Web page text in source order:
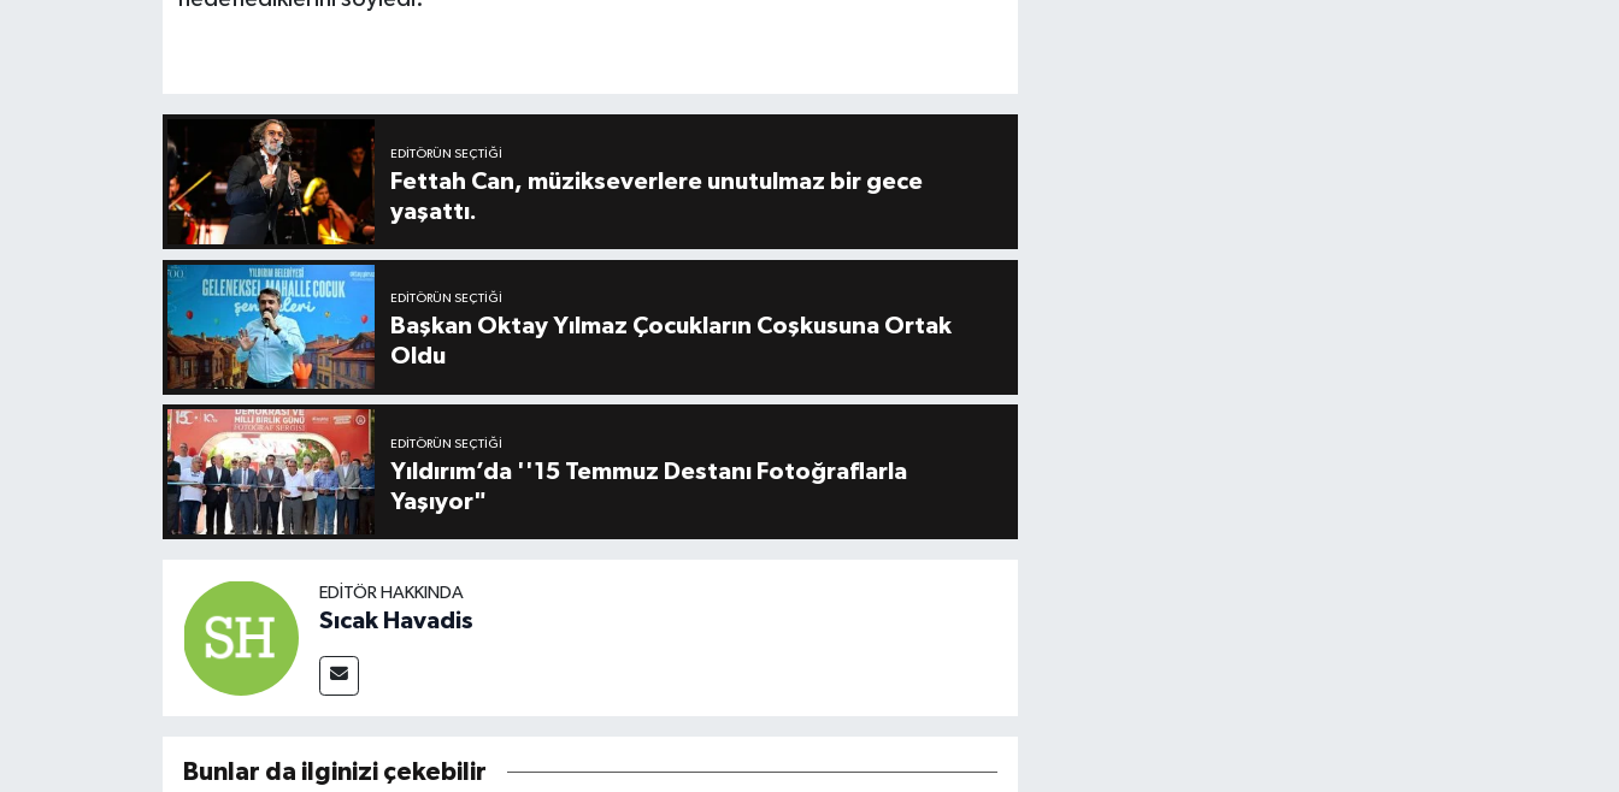
EDITÖRÜN SEÇTIĞI
Fettah Can, müzikseverlere unutulmaz bir gece
yaşattı.
EDITÖRÜN SEÇTIĞI
Başkan Oktay Yılmaz Çocukların Coşkusuna Ortak
Oldu
EDITÖRÜN SEÇTIĞI
Yıldırım’da ''15 Temmuz Destanı Fotoğraflarla
Yaşıyor"
EDITÖR HAKKINDA
Sıcak Havadis
Bunlar da ilginizi çekebilir